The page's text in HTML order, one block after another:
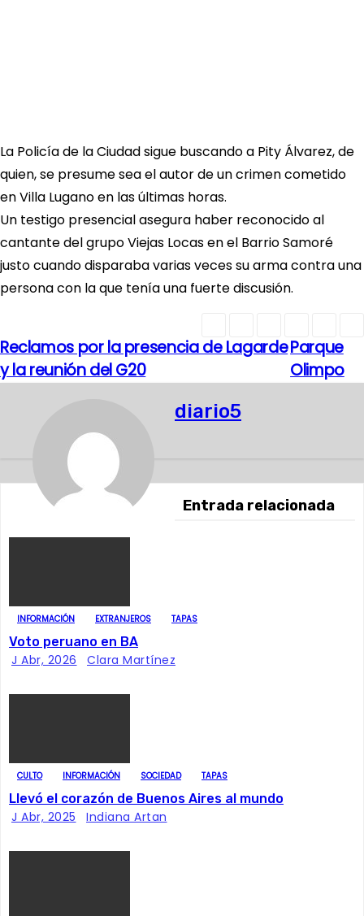
La Policía de la Ciudad sigue buscando a Pity Álvarez, de
quien, se presume sea el autor de un crimen cometido
en Villa Lugano en las últimas horas.
Un testigo presencial asegura haber reconocido al
cantante del grupo Viejas Locas en el Barrio Samoré
justo cuando disparaba varias veces su arma contra una
persona con la que tenía una fuerte discusión.
N
a
g
n
d
e
n
Parque
Olimpo
Reclamos por la presencia de Lagarde
y la reunión del G20
diario5
Entrada relacionada
INFORMACIÓN EXTRANJEROS TAPAS
Voto peruano en BA
J Abr, 2026 Clara Martínez
CULTO INFORMACIÓN SOCIEDAD TAPAS
Llevó el corazón de Buenos Aires al mundo
J Abr, 2025 Indiana Artan